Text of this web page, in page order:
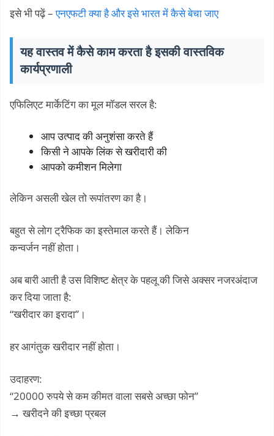
इसे भी पढ़ें –एनएफटी क्या है और इसे भारत में कैसे बेचा जाए
यह वास्तव में कैसे काम करता है इसकी वास्तविक
कार्यप्रणाली
एफिलिएट मार्केटिंग का मूल मॉडल सरल है:
आप उत्पाद की अनुशंसा करते हैं
किसी ने आपके लिंक से खरीदारी की
आपको कमीशन मिलेगा
लेकिन असली खेल तो रूपांतरण का है।
बहुत से लोग ट्रैफिक का इस्तेमाल करते हैं। लेकिन
कन्वर्जन नहीं होता।
अब बारी आती है उस विशिष्ट क्षेत्र के पहलू की जिसे अक्सर नजरअंदाज
कर दिया जाता है:
“खरीदार का इरादा”।
हर आगंतुक खरीदार नहीं होता।
उदाहरण:
“20000 रुपये से कम कीमत वाला सबसे अच्छा फोन”
→ खरीदने की इच्छा प्रबल